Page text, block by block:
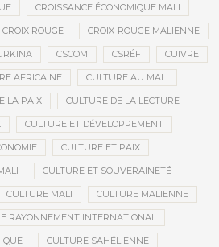
CROISSANCE ÉCONOMIQUE MALI
CROIX ROUGE CROIX-ROUGE MALIENNE
CSCOM CSRÉF CUIVRE
AFRICAINE CULTURE AU MALI
LA PAIX CULTURE DE LA LECTURE
CULTURE ET DÉVELOPPEMENT
CULTURE ET PAIX
CULTURE ET SOUVERAINETÉ
CULTURE MALI CULTURE MALIENNE
RAYONNEMENT INTERNATIONAL
CULTURE SAHÉLIENNE